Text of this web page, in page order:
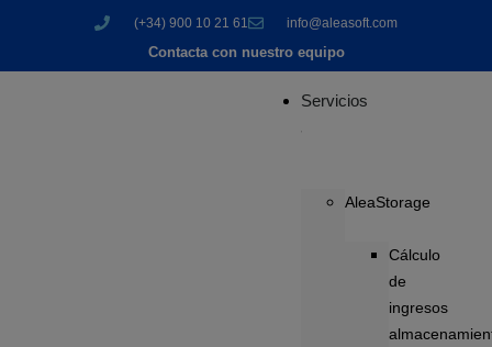
(+34) 900 10 21 61 info@aleasoft.com
Contacta con nuestro equipo
Servicios
AleaStorage
Cálculo
de
ingresos